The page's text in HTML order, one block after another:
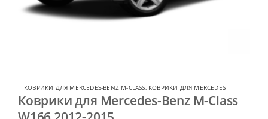
КОВРИКИ ДЛЯ MERCEDES-BENZ M-CLASS, КОВРИКИ ДЛЯ MERCEDES
Коврики для Mercedes-Benz M-Class